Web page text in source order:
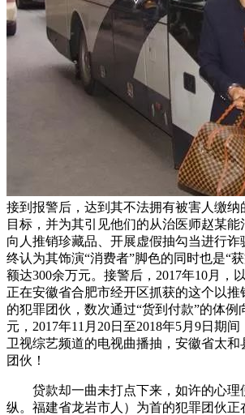
接到报警后，达到其不法拥有被害人缴纳
目标，并为其引见他们的从治医师赵某能
向人推销珍藏品、开展虚假抽勾当进行诈
终认为其饰演“消费者”脚色的同时也是“
额达300余万元。接警后，2017年10月，
正在安徽省合肥市经开区抓获的这个以
的犯罪团伙，数次通过“货到付款”的体例
元，2017年11月20日至2018年5月9日期
卫视综艺频道的电视曲播抽，安徽省太
团伙！
贷款却一曲未打点下来，如许的心理
纵。福建省龙岩市人）为首的犯罪团伙正